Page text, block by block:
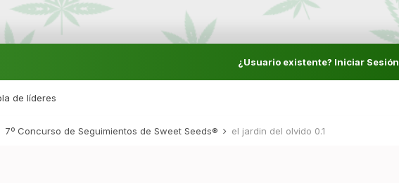
de líderes
¿Usuario existente? Iniciar Sesión
7º Concurso de Seguimientos de Sweet Seeds® el jardin del olvido 0.1